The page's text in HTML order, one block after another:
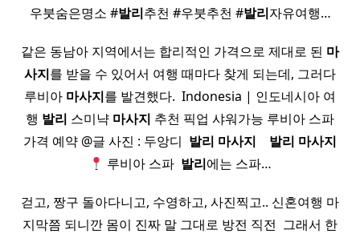
우붓숨은명소 #발리추천 #우붓추천 #발리자유여행…
같은 동남아 지역에서는 합리적인 가격으로 제대로 된 마
사지를 받을 수 있어서 여행 때마다 찾게 되는데, 그러다
루비아 마사지를 발견했다. ​ Indonesia | 인도네시아 여
행 발리 스미냑 마사지 추천 픽업 샤워가능 루비아 스파
가격 예약 @글 사진 : 두앙디 ​ 발리 마사지 발리 마사지
루비아 스파 ​ 발리에는 스파…
걷고, 짱구 돌아다니고, 수영하고, 사진찍고.. 신혼여행 마
지막쯤 되니깐 몸이 진짜 말 그대로 방전 직전 ​ 그래서 한